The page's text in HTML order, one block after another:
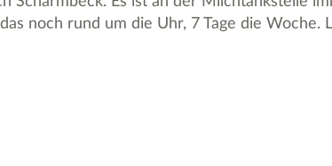
noch rund um die Uhr, 7 Tage die Woche.